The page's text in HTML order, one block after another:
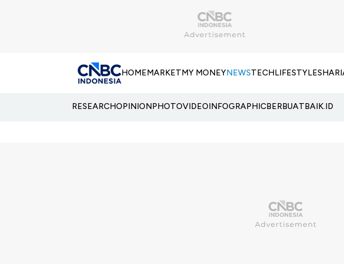
HOMEMARKETMY MONEYNEWSTECHLIFESTYLE
RESEARCHOPINIONPHOTOVIDEOINFOGRAPHICBERBUATBAIK.ID